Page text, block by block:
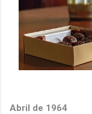
Abril de 1964